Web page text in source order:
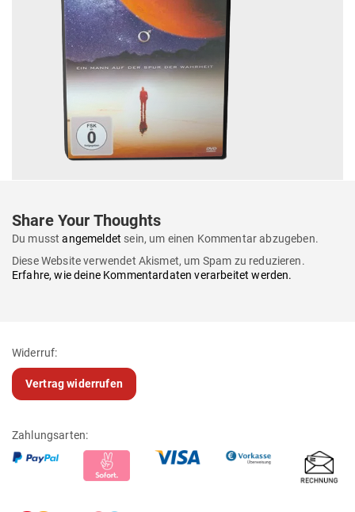
Share Your Thoughts
Du musstangemeldet sein, um einen Kommentar abzugeben.
Diese Website verwendet Akismet, um Spam zu reduzieren.
Erfahre, wie deine Kommentardaten verarbeitet werden.
Widerruf:
Vertrag widerrufen
Zahlungsarten: